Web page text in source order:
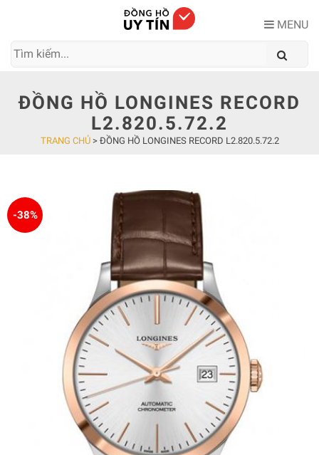
MENU
ĐỒNG HỒ LONGINES RECORD
L2.820.5.72.2
TRANG CHỦ> ĐỒNG HỒ LONGINES RECORD L2.820.5.72.2
-38%